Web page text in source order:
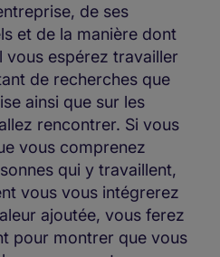
de ses
et de la manière dont
vous espérez travailler
de recherches que
ainsi que sur les
rencontrer. Si vous
vous comprenez
qui y travaillent,
vous vous intégrerez
ajoutée, vous ferez
pour montrer que vous